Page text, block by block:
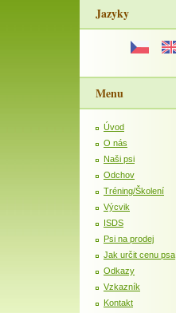
Jazyky
Menu
Úvod
O nás
Naši psi
Odchov
Tréning/Školení
Výcvik
ISDS
Psi na prodej
Jak určit cenu psa
Odkazy
Vzkazník
Kontakt